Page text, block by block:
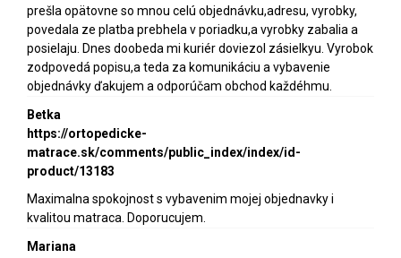
prešla opätovne so mnou celú objednávku,adresu, vyrobky,
povedala ze platba prebhela v poriadku,a vyrobky zabalia a
posielaju. Dnes doobeda mi kuriér doviezol zásielkyu. Vyrobok
zodpovedá popisu,a teda za komunikáciu a vybavenie
objednávky ďakujem a odporúčam obchod každéhmu.
Betka
https://ortopedicke-
matrace.sk/comments/public_index/index/id-
product/13183
Maximalna spokojnost s vybavenim mojej objednavky i
kvalitou matraca. Doporucujem.
Mariana